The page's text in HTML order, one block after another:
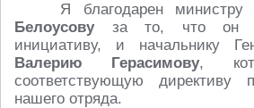
Я благодарен министру
Белоусову за то, что он
инициативу, и начальнику
Валерию Герасимову,
соответствующую директиву
нашего отряда.